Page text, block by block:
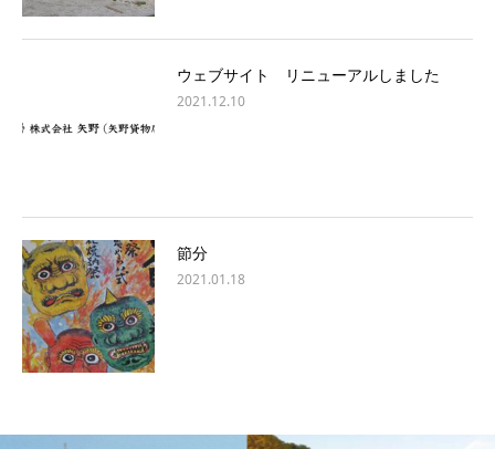
ウェブサイト リニューアルしました
2021.12.10
節分
2021.01.18